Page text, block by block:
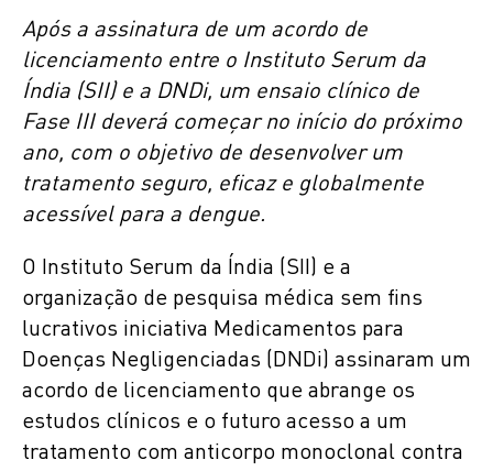
Após a assinatura de um acordo de
licenciamento entre o Instituto Serum da
Índia (SII) e a DNDi, um ensaio clínico de
Fase III deverá começar no início do próximo
ano, com o objetivo de desenvolver um
tratamento seguro, eficaz e globalmente
acessível para a dengue.
O Instituto Serum da Índia (SII) e a
organização de pesquisa médica sem fins
lucrativos iniciativa Medicamentos para
Doenças Negligenciadas (DNDi) assinaram um
acordo de licenciamento que abrange os
estudos clínicos e o futuro acesso a um
tratamento com anticorpo monoclonal contra